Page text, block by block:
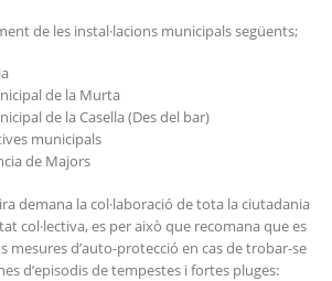
de les instal·lacions municipals següents;
de la Murta
de la Casella (Des del bar)
municipals
de Majors
demana la col·laboració de tota la ciutadania
col·lectiva, es per això que recomana que es
mesures d’auto-protecció en cas de trobar-se
d’episodis de tempestes i fortes pluges: